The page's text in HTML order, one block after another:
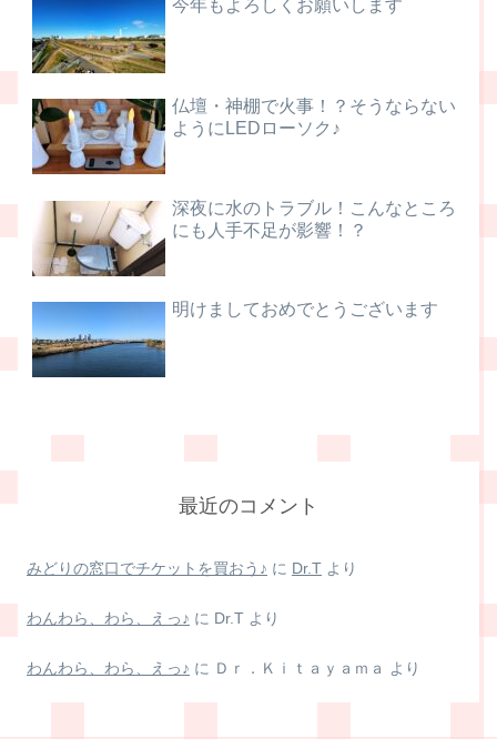
今年もよろしくお願いします
仏壇・神棚で火事！？そうならない
ようにLEDローソク♪
深夜に水のトラブル！こんなところ
にも人手不足が影響！？
明けましておめでとうございます
最近のコメント
みどりの窓口でチケットを買おう♪ に Dr.T より
わんわら、わら、えっ♪ に Dr.T より
わんわら、わら、えっ♪ に Ｄｒ．Ｋｉｔａｙａｍａ より